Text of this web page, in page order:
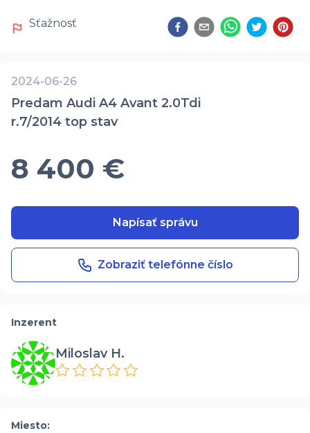
Sťažnosť
Inzerent
Miloslav H.
2024-06-26
Predam Audi A4 Avant 2.0Tdi
r.7/2014 top stav
8 400 €
Napísať správu
Zobraziť telefónne číslo
Miesto: